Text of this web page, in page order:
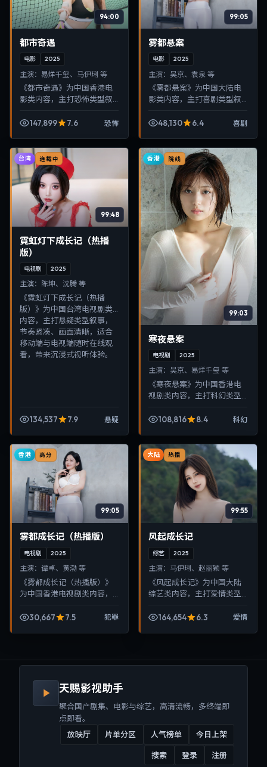
94:00
都市奇遇
电影 2025
主演： 易烊千玺、马伊琍 等
《都市奇遇》为中国香港电
影类内容，主打恐怖类型叙
适合移动端与电视端随时在
147,899 7.6 恐怖
99:05
雾都悬案
电影 2025
主演： 吴京、袁泉 等
《雾都悬案》为中国大陆电
影类内容，主打喜剧类型叙
适合移动端与电视端随时在
48,130 6.4 喜剧
台湾 连载中
99:48
霓虹灯下成长记（热播
版）
电视剧 2025
主演： 陈坤、沈腾 等
《霓虹灯下成长记（热播
版）》为中国台湾电视剧类
内容，主打悬疑类型叙事，
节奏紧凑、画面清晰，适合
移动端与电视端随时在线观
看，带来沉浸式视听体验。
134,537 7.9 悬疑
香港 院线
99:03
寒夜悬案
电视剧 2025
主演： 吴京、易烊千玺 等
《寒夜悬案》为中国香港电
视剧类内容，主打科幻类型
晰，适合移动端与电视端随
108,816 8.4 科幻
香港 高分
99:05
雾都成长记（热播版）
电视剧 2025
主演： 谭卓、黄渤 等
《雾都成长记（热播版）》
为中国香港电视剧类内容，
凑、画面清晰，适合移动端
30,667 7.5 犯罪
大陆 热播
99:55
风起成长记
综艺 2025
主演： 马伊琍、赵丽颖 等
《风起成长记》为中国大陆
综艺类内容，主打爱情类型
晰，适合移动端与电视端随
164,654 6.3 爱情
天赐影视助手
聚合国产剧集、电影与综艺，高清流畅，多终端即
点即看。
放映厅
片单分区 人气榜单 今日上架
搜索 登录 注册